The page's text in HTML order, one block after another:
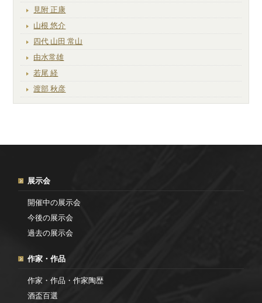
見附 正康
山根 悠介
四代 山田 常山
由水常雄
若尾 経
渡部 秋彦
展示会
開催中の展示会
今後の展示会
過去の展示会
作家・作品
作家・作品・作家陶歴
酒盃百選